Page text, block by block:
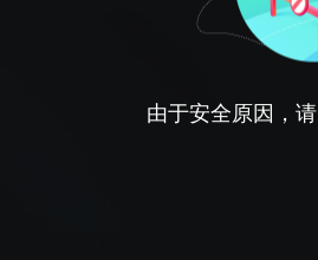
由于安全原因，请